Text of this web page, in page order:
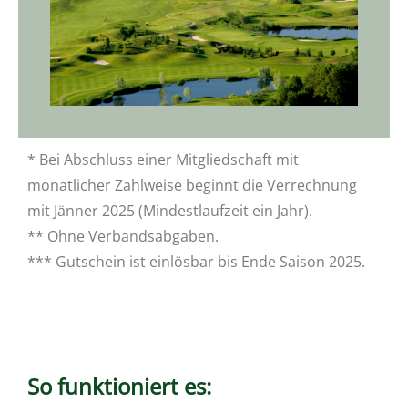
* Bei Abschluss einer Mitgliedschaft mit
monatlicher Zahlweise beginnt die Verrechnung
mit Jänner 2025 (Mindestlaufzeit ein Jahr).
** Ohne Verbandsabgaben.
*** Gutschein ist einlösbar bis Ende Saison 2025.
So funktioniert es: